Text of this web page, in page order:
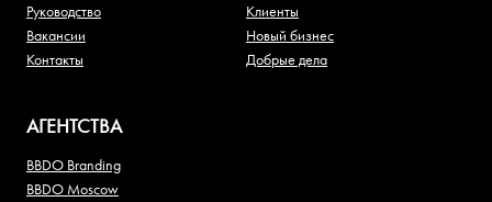
Руководство
Вакансии
Контакты
Клиенты
Новый бизнес
Добрые дела
АГЕНТСТВА
BBDO Branding
BBDO Moscow